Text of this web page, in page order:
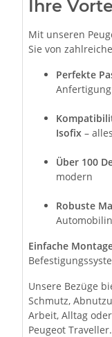
Ihre
Mit unseren
Sie von
Perfekte
Anfertigung
Isofix –
Über 100
modern
Robuste
Einfache
Unsere Bezüge
Schmutz,
Arbeit, Alltag
Peugeot Traveller.